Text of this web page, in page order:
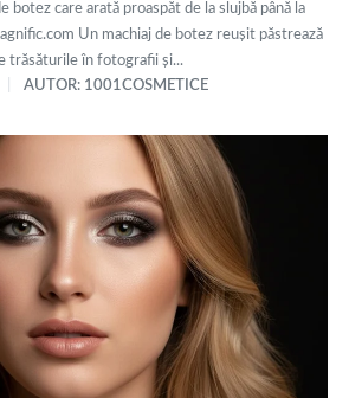
botez care arată proaspăt de la slujbă până la
Un machiaj de botez reușit păstrează
trăsăturile în fotografii și...
AUTOR: 1001COSMETICE